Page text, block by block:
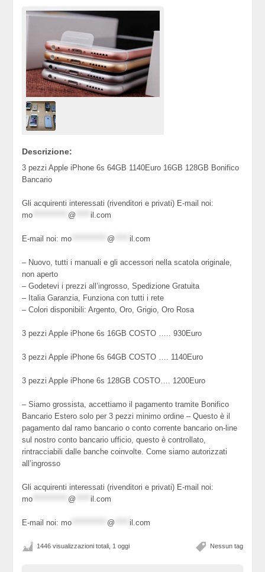
Descrizione:
3 pezzi Apple iPhone 6s 64GB 1140Euro 16GB 128GB Bonifico
Bancario
Gli acquirenti interessati (rivenditori e privati) E-mail noi:
mo
@ il.com
E-mail noi: mo @ il.com
– Nuovo, tutti i manuali e gli accessori nella scatola originale,
non aperto
– Godetevi i prezzi all’ingrosso, Spedizione Gratuita
– Italia Garanzia, Funziona con tutti i rete
– Colori disponibili: Argento, Oro, Grigio, Oro Rosa
3 pezzi Apple iPhone 6s 16GB COSTO ….. 930Euro
3 pezzi Apple iPhone 6s 64GB COSTO …. 1140Euro
3 pezzi Apple iPhone 6s 128GB COSTO…. 1200Euro
– Siamo grossista, accettiamo il pagamento tramite Bonifico
Bancario Estero solo per 3 pezzi minimo ordine – Questo è il
pagamento dal ramo bancario o conto corrente bancario on-line
sul nostro conto bancario ufficio, questo è controllato,
rintracciabili dalle banche coinvolte. Come siamo autorizzati
all’ingrosso
Gli acquirenti interessati (rivenditori e privati) E-mail noi:
mo
@ il.com
E-mail noi: mo @ il.com
Nessun tag
1446 visualizzazioni totali, 1 oggi